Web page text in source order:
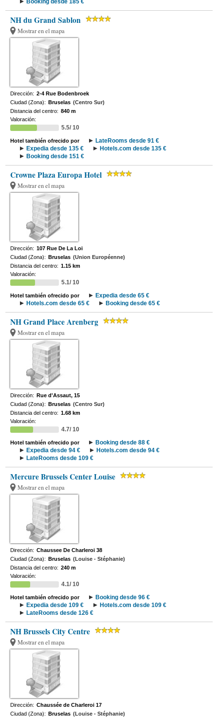
Booking desde 185 €
NH du Grand Sablon
Mostrar en el mapa
Dirección: 2-4 Rue Bodenbroek
Ciudad (Zona): Bruselas (Centro Sur)
Distancia del centro: 840 m
Valoración:
5.5/ 10
Hotel también ofrecido por
LateRooms desde 91 €
Expedia desde 135 €
Hotels.com desde 135 €
Booking desde 151 €
Crowne Plaza Europa Hotel
Mostrar en el mapa
Dirección: 107 Rue De La Loi
Ciudad (Zona): Bruselas (Union Européenne)
Distancia del centro: 1.15 km
Valoración:
5.1/ 10
Hotel también ofrecido por
Expedia desde 65 €
Hotels.com desde 65 €
Booking desde 65 €
NH Grand Place Arenberg
Mostrar en el mapa
Dirección: Rue d'Assaut, 15
Ciudad (Zona): Bruselas (Centro Sur)
Distancia del centro: 1.68 km
Valoración:
4.7/ 10
Hotel también ofrecido por
Booking desde 88 €
Expedia desde 94 €
Hotels.com desde 94 €
LateRooms desde 109 €
Mercure Brussels Center Louise
Mostrar en el mapa
Dirección: Chaussee De Charleroi 38
Ciudad (Zona): Bruselas (Louise - Stéphanie)
Distancia del centro: 240 m
Valoración:
4.1/ 10
Hotel también ofrecido por
Booking desde 96 €
Expedia desde 109 €
Hotels.com desde 109 €
LateRooms desde 126 €
NH Brussels City Centre
Mostrar en el mapa
Dirección: Chaussée de Charleroi 17
Ciudad (Zona): Bruselas (Louise - Stéphanie)